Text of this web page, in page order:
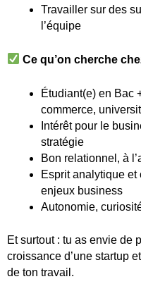
Travailler sur des
l’équipe
Ce qu’on cherche
Étudiant(e) en Bac
commerce,
Intérêt pour le
stratégie
Bon relationnel, à
Esprit analytique
enjeux business
Autonomie,
Et surtout : tu as envie de
croissance d’une startup
de ton travail.